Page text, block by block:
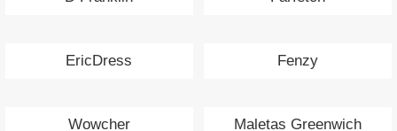
EricDress Fenzy
Wowcher Maletas Greenwich